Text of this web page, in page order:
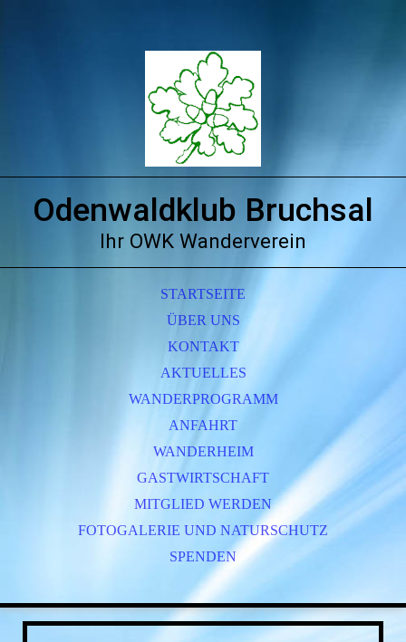
Odenwaldklub Bruchsal
Ihr OWK Wanderverein
STARTSEITE
ÜBER UNS
KONTAKT
AKTUELLES
WANDERPROGRAMM
ANFAHRT
WANDERHEIM
GASTWIRTSCHAFT
MITGLIED WERDEN
FOTOGALERIE UND NATURSCHUTZ
SPENDEN